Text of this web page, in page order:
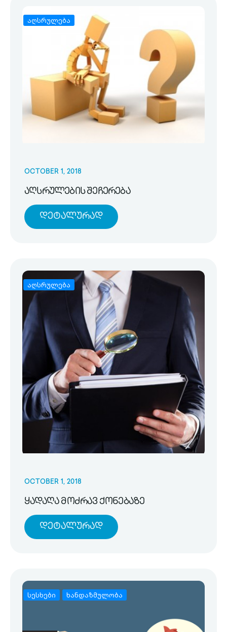
აღსრულება
OCTOBER 1, 2018
აღსრულების შეჩერება
Დეტალურად
აღსრულება
OCTOBER 1, 2018
ყადაღა მოძრავ ქონებაზე
Დეტალურად
სესხები ხანდაზმულობა